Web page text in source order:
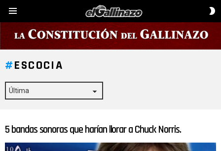
ESCOCIA
ÚLTIMAS
5 bandas sonoras que harían llorar a Chuck Norris.